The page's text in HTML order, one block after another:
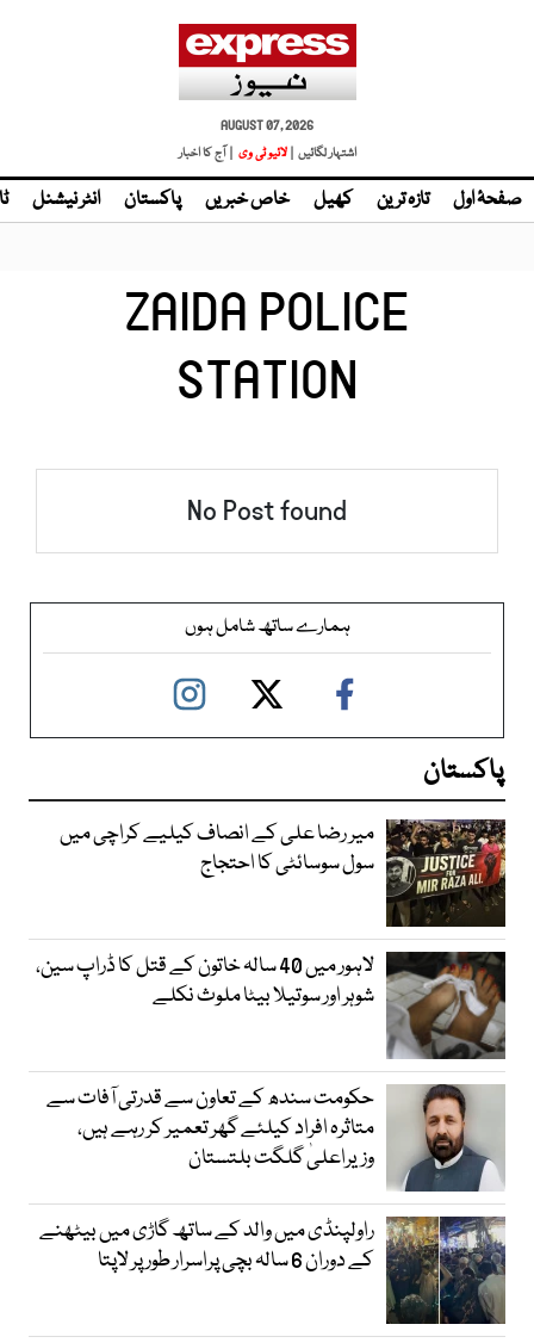
AUGUST 07, 2026
اشتہار لگائیں |
| آج کا اخبار
صفحۂ اول تازہ ترین کھیل خاص خبریں پاکستان انٹر نیشنل
ZAIDA POLICE
STATION
No Post found
ہمارے ساتھ شامل ہوں
پاکستان
میر رضا علی کے انصاف کیلیے کراچی میں
سول سوسائٹی کا احتجاج
لاہور میں 40 سالہ خاتون کے قتل کا ڈراپ سین،
شوہر اور سوتیلا بیٹا ملوث نکلے
حکومت سندھ کے تعاون سے قدرتی آفات سے
متاثرہ افراد کیلئے گھر تعمیر کر رہے ہیں،
وزیراعلیٰ گلگت بلتستان
راولپنڈی میں والد کے ساتھ گاڑی میں بیٹھنے
کے دوران 6 سالہ بچی پراسرار طور پر لاپتا